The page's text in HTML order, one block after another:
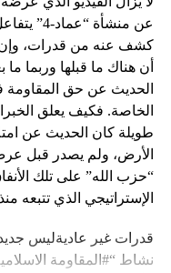
عن منشأة
أن هناك ما قبلها وربما ما
الحديث عن حق المقاومة
الخاصة. فكيف يعلق
طويلة كان الحديث عن
“حزب الله” على تلك
الإستراتيجي الذي تتبعه
قدرات غير عاديةليس
نشاط “#المقاومة